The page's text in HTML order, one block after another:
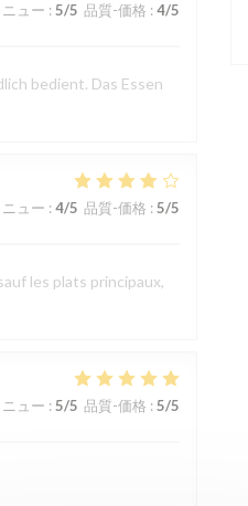
ニュー : 5/5 品質-価格 : 4/5
bedient. Das Essen
ニュー : 4/5 品質-価格 : 5/5
les plats principaux,
ニュー : 5/5 品質-価格 : 5/5